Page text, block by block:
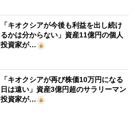
「キオクシアが今後も利益を出し続け
るかは分からない」資産11億円の個人
投資家が…
「キオクシアが再び株価10万円になる
日は遠い」資産3億円超のサラリーマン
投資家が…